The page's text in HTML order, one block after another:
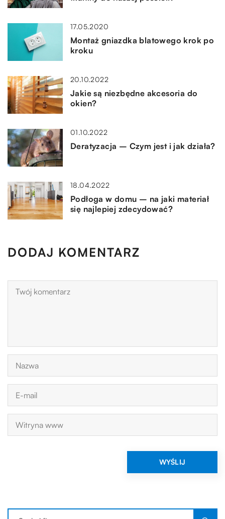
17.05.2020
Montaż gniazdka blatowego krok po
kroku
20.10.2022
Jakie są niezbędne akcesoria do
okien?
01.10.2022
Deratyzacja – Czym jest i jak działa?
18.04.2022
Podłoga w domu – na jaki materiał
się najlepiej zdecydować?
DODAJ KOMENTARZ